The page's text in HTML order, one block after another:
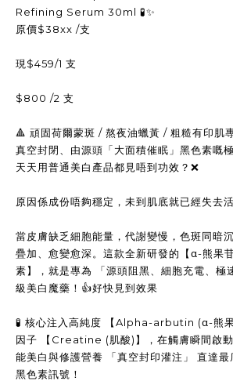
Refining Serum 30ml 🧪✨
原價$38xx /支
現$459/1 支
$800 /2 支
🔺 頑固荷爾蒙斑 / 熬夜油蠟黃 / 粗糙有印肌
真空封閉、由源頭「大面積催眠」黑色素嘅
天天用普通美白產品都見唔到功效？❌
原因係成份唔夠穩定，未到肌底就已經失去活
當皮膚缺乏細胞能量，代謝變慢，色斑同暗
疊加、愈變愈深。這款全新研發的【α-熊果
素】，就是專為 「源頭阻黑、細胞充電、極
級美白魔藥！👍好快見到效果
🧪 核心注入高純度 【Alpha-arbutin (α-熊
因子 【Creatine (肌酸)】，在觸膚瞬間啟
能美白與修護營養 「真空封印灌注」 直達最
黑色素訊號！